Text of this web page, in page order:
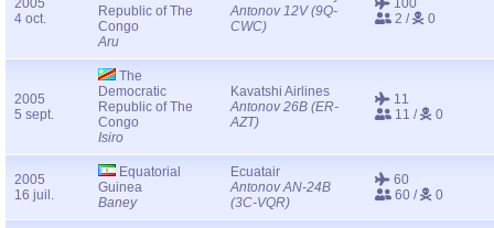
2005
4 oct.
Republic of The
Congo
Aru
Antonov 12V (9Q-
CWC)
100
2 /
0
2005
5 sept.
The
Democratic
Republic of The
Congo
Isiro
Kavatshi Airlines
Antonov 26B (ER-
AZT)
11
11 /
0
2005
16 juil.
Equatorial
Guinea
Baney
Ecuatair
Antonov AN-24B
(3C-VQR)
60
60 /
0